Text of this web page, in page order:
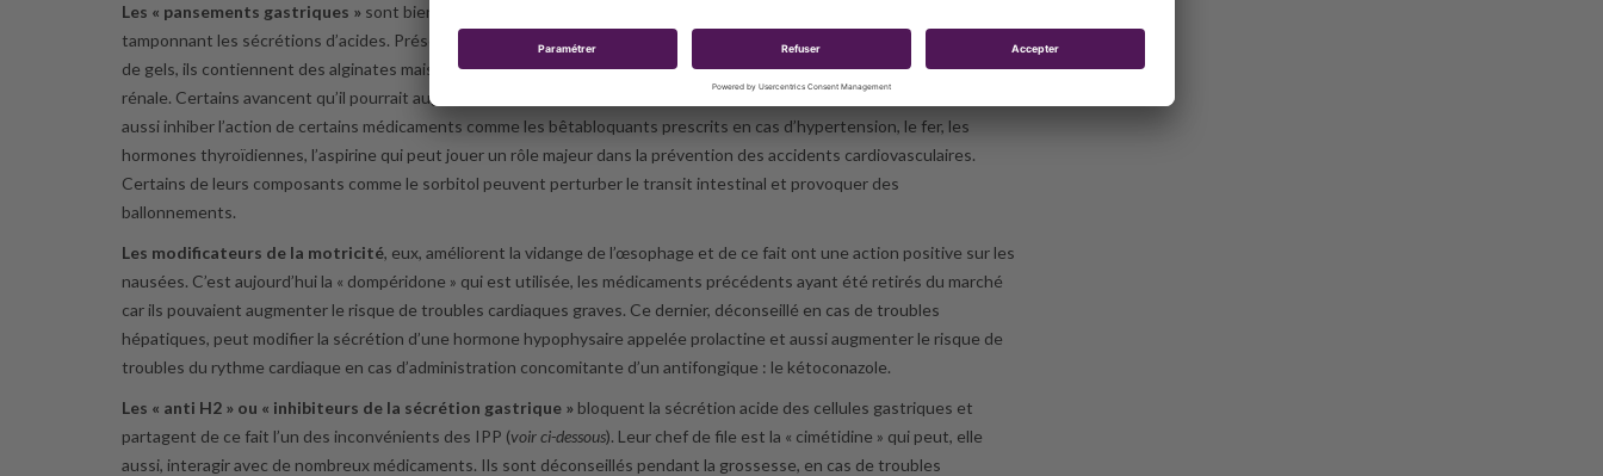
Les « pansements gastriques » sont bien connus car ils soulagent rapidement reflux et douleurs gastriques en
tamponnant les sécrétions d’acides. Présentés sous forme de comprimés à croquer avec des parfums synthétiques, ou
de gels, ils contiennent des alginates mais parfois aussi de l’aluminium, qui est contre-indiqué lui aussi en cas de maladie
rénale. Certains avancent qu’il pourrait augmenter le risque de maladie d’Alzheimer. Ce débat n’est pas clos. Ils peuvent
aussi inhiber l’action de certains médicaments comme les bêtabloquants prescrits en cas d’hypertension, le fer, les
hormones thyroïdiennes, l’aspirine qui peut jouer un rôle majeur dans la prévention des accidents cardiovasculaires.
Certains de leurs composants comme le sorbitol peuvent perturber le transit intestinal et provoquer des
ballonnements.
Les modificateurs de la motricité, eux, améliorent la vidange de l’œsophage et de ce fait ont une action positive sur les
nausées. C’est aujourd’hui la « dompéridone » qui est utilisée, les médicaments précédents ayant été retirés du marché
car ils pouvaient augmenter le risque de troubles cardiaques graves. Ce dernier, déconseillé en cas de troubles
hépatiques, peut modifier la sécrétion d’une hormone hypophysaire appelée prolactine et aussi augmenter le risque de
troubles du rythme cardiaque en cas d’administration concomitante d’un antifongique : le kétoconazole.
Les « anti H2 » ou « inhibiteurs de la sécrétion gastrique » bloquent la sécrétion acide des cellules gastriques et
partagent de ce fait l’un des inconvénients des IPP (voir ci-dessous). Leur chef de file est la « cimétidine » qui peut, elle
aussi, interagir avec de nombreux médicaments. Ils sont déconseillés pendant la grossesse, en cas de troubles